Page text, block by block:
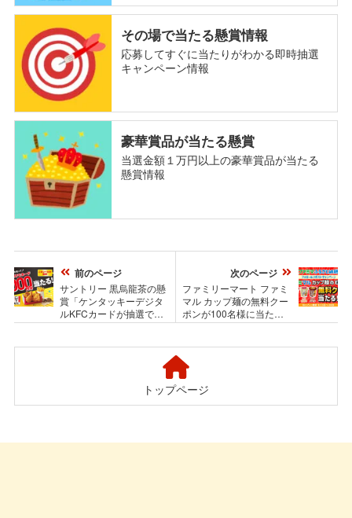
その場で当たる懸賞情報
応募してすぐに当たりがわかる即時抽選
キャンペーン情報
豪華賞品が当たる懸賞
当選金額１万円以上の豪華賞品が当たる
懸賞情報
前のページ
サントリー 黒烏龍茶の懸
賞「ケンタッキーデジタ
ルKFCカードが抽選で当
たる！キャンペーン」
次のページ
ファミリーマート ファミ
マル カップ麺の無料クー
ポンが100名様に当たるX
キャンペーン
トップページ